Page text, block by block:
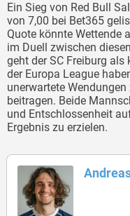
Ein Sieg von Red Bull
von 7,00 bei Bet365
Quote könnte Wettende
im Duell zwischen
geht der SC Freiburg als
der Europa League
unerwartete
beitragen. Beide
und Entschlossenheit
Ergebnis zu erzielen.